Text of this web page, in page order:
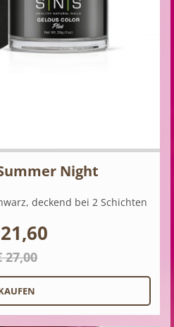
Night
deckend bei 2 Schichten
27,00